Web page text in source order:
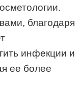
благодаря
инфекции и
ее более